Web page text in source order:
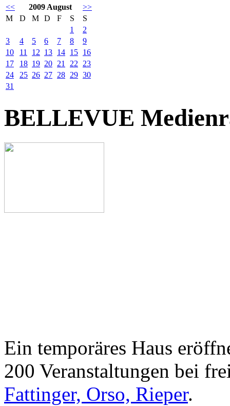
<< 2009 August
>>
M
D M D F S
S
1
2
3
4 5 6 7 8
9
10
11 12 13 14 15 16
17
18 19 20 21 22 23
24
25 26 27 28 29 30
31
BELLEVUE
Ein temporäres Haus
200 Veranstaltungen bei
Fattinger, Orso, Rieper.